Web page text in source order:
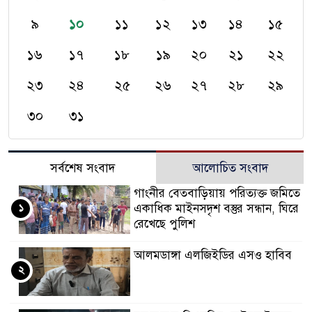
৯
১০ ১১ ১২ ১৩ ১৪
১৫
১৬
১৭ ১৮ ১৯ ২০ ২১
২২
২৩
২৪ ২৫ ২৬ ২৭ ২৮
২৯
৩০
৩১
সর্বশেষ সংবাদ
আলোচিত সংবাদ
গাংনীর বেতবাড়িয়ায় পরিত্যক্ত জমিতে
একাধিক মাইনসদৃশ বস্তুর সন্ধান, ঘিরে
রেখেছে পুলিশ
১
আলমডাঙ্গা এলজিইডির এসও হাবিব
২